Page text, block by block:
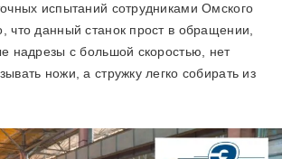
испытаний сотрудниками Омского
данный станок прост в обращении,
надрезы с большой скоростью, нет
ножи, а стружку легко собирать из